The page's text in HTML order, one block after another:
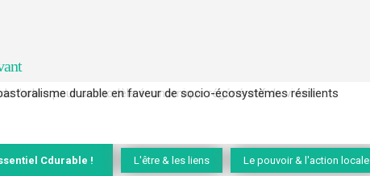
l’arbre pour un modèle économique régénératif du vivant …
Cdurable ! L'être & les liens Le pouvoir & l'action locale